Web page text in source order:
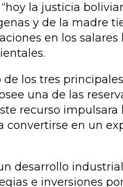
la justicia
y de la madre
en los
los tres
una de las
recurso
en un
desarrollo
e inversiones